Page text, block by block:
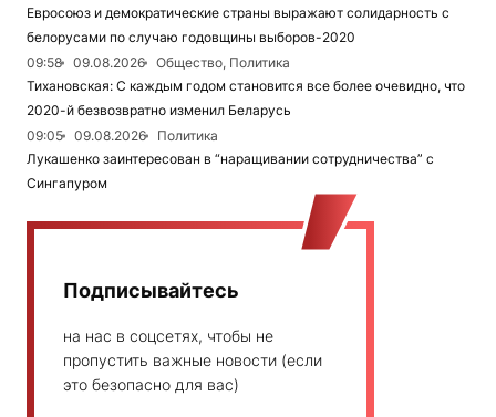
Евросоюз и демократические страны выражают солидарность с
белорусами по случаю годовщины выборов-2020
09:58
09.08.2026
Общество, Политика
Тихановская: С каждым годом становится все более очевидно, что
2020-й безвозвратно изменил Беларусь
09:05
09.08.2026
Политика
Лукашенко заинтересован в “наращивании сотрудничества” с
Сингапуром
Подписывайтесь
на нас в соцсетях, чтобы не
пропустить важные новости (если
это безопасно для вас)